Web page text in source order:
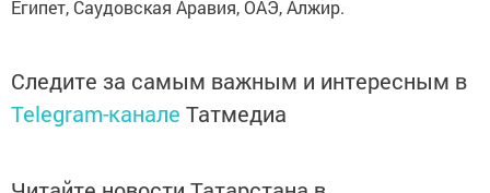
Египет, Саудовская Аравия, ОАЭ, Алжир.
Следите за самым важным и интересным в
Telegram-канале Татмедиа